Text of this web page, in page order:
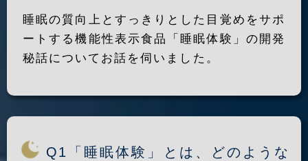
睡眠の質向上とすっきりとした目覚めをサポ
ートする機能性表示食品「睡眠体験」の開発
秘話についてお話を伺いました。
Q1「睡眠体験」とは、どのような